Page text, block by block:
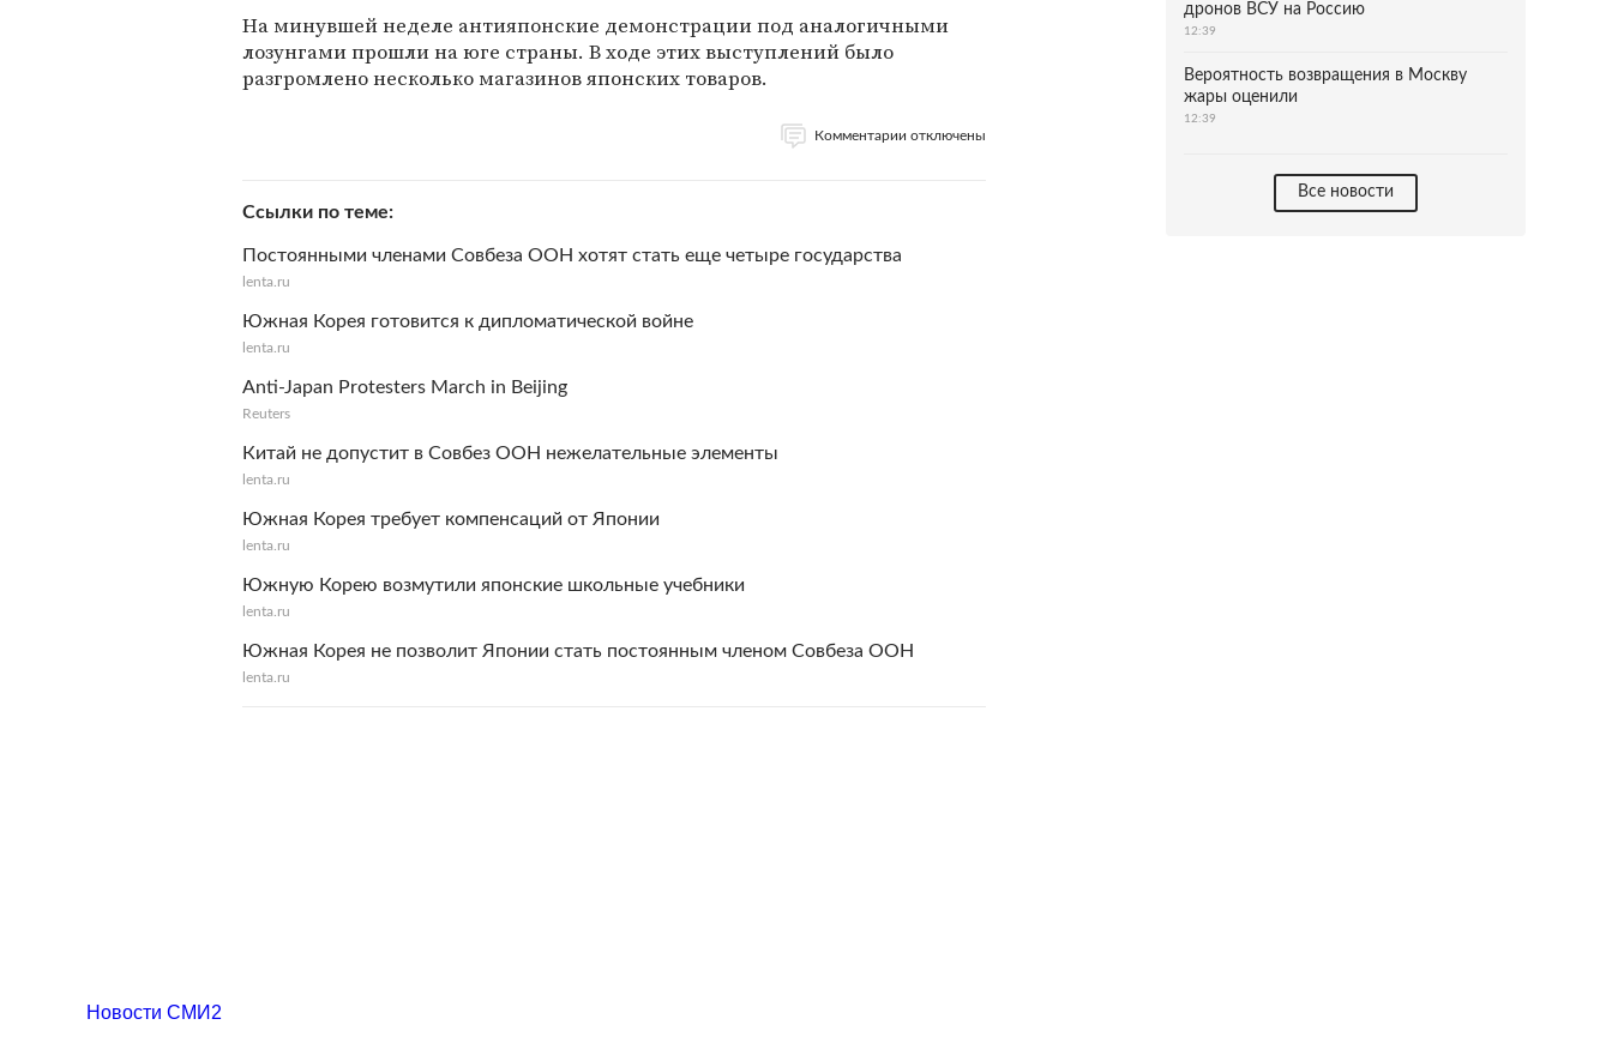
На минувшей неделе антияпонские демонстрации под аналогичными
лозунгами прошли на юге страны. В ходе этих выступлений было
разгромлено несколько магазинов японских товаров.
Комментарии отключены
Ссылки по теме
Постоянными членами Совбеза ООН хотят стать еще четыре государства
lenta.ru
Южная Корея готовится к дипломатической войне
lenta.ru
Anti-Japan Protesters March in Beijing
Reuters
Китай не допустит в Совбез ООН нежелательные элементы
lenta.ru
Южная Корея требует компенсаций от Японии
lenta.ru
Южную Корею возмутили японские школьные учебники
lenta.ru
Южная Корея не позволит Японии стать постоянным членом Совбеза ООН
lenta.ru
дронов ВСУ на Россию
12:39
Вероятность возвращения в Москву
жары оценили
12:39
Все новости
Новости СМИ2